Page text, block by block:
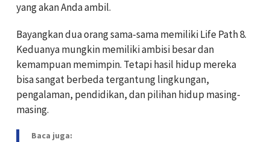
yang akan Anda ambil.
Bayangkan dua orang sama-sama memiliki Life Path 8.
Keduanya mungkin memiliki ambisi besar dan
kemampuan memimpin. Tetapi hasil hidup mereka
bisa sangat berbeda tergantung lingkungan,
pengalaman, pendidikan, dan pilihan hidup masing-
masing.
Baca juga: